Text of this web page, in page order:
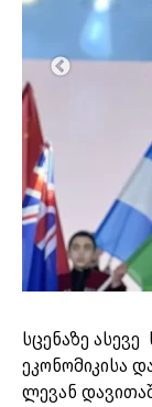
სცენაზე
ეკონომიკისა
ლევან